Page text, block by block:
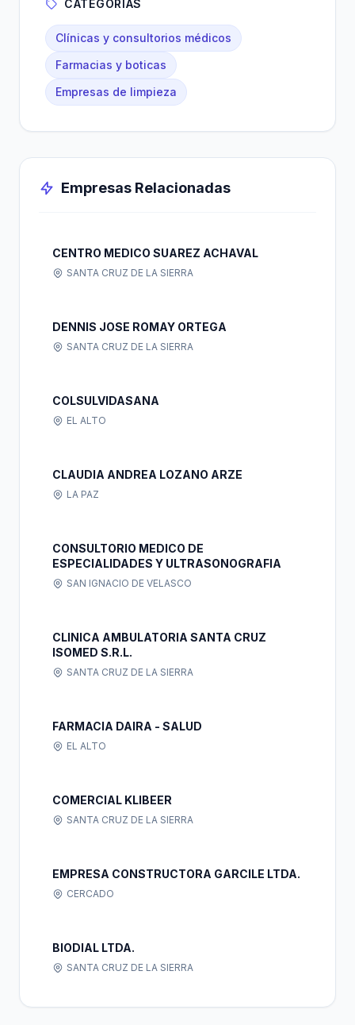
CATEGORÍAS
Clínicas y consultorios médicos
Farmacias y boticas
Empresas de limpieza
Empresas Relacionadas
CENTRO MEDICO SUAREZ ACHAVAL
SANTA CRUZ DE LA SIERRA
DENNIS JOSE ROMAY ORTEGA
SANTA CRUZ DE LA SIERRA
COLSULVIDASANA
EL ALTO
CLAUDIA ANDREA LOZANO ARZE
LA PAZ
CONSULTORIO MEDICO DE
ESPECIALIDADES Y ULTRASONOGRAFIA
SAN IGNACIO DE VELASCO
CLINICA AMBULATORIA SANTA CRUZ
ISOMED S.R.L.
SANTA CRUZ DE LA SIERRA
FARMACIA DAIRA - SALUD
EL ALTO
COMERCIAL KLIBEER
SANTA CRUZ DE LA SIERRA
EMPRESA CONSTRUCTORA GARCILE LTDA.
CERCADO
BIODIAL LTDA.
SANTA CRUZ DE LA SIERRA